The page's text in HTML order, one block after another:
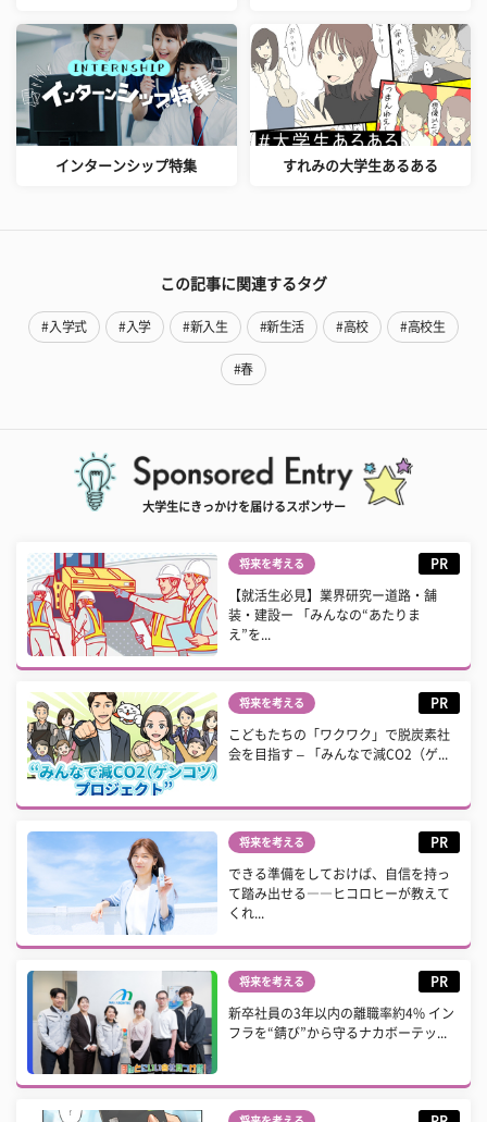
インターンシップ特集 すれみの大学生あるある
この記事に関連するタグ
#入学式 #入学 #新入生 #新生活 #高校 #高校生
#春
大学生にきっかけを届けるスポンサー
将来を考える PR
【就活生必見】業界研究ー道路・舗
装・建設ー 「みんなの“あたりま
え”を...
将来を考える PR
こどもたちの「ワクワク」で脱炭素社
会を目指す – 「みんなで減CO2（ゲ...
将来を考える PR
できる準備をしておけば、自信を持っ
て踏み出せる――ヒコロヒーが教えて
くれ...
将来を考える PR
新卒社員の3年以内の離職率約4% イン
フラを“錆び”から守るナカボーテッ...